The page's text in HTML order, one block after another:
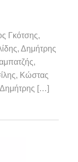
Γκότσης,
Δημήτρης
Κώστας
Δημήτρης […]